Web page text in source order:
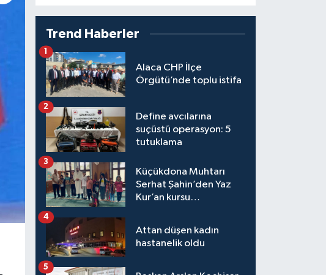
Trend Haberler
Alaca CHP İlçe
Örgütü’nde toplu istifa
1
Define avcılarına
suçüstü operasyon: 5
tutuklama
2
Küçükdona Muhtarı
Serhat Şahin’den Yaz
Kur’an kursu
3
Attan düşen kadın
hastanelik oldu
4
5